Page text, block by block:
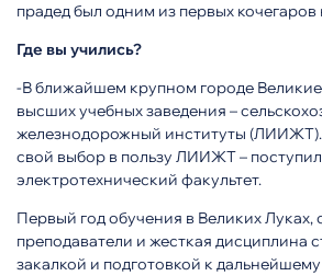
прадед был одним из первых кочегаров
Где вы учились?
-В ближайшем крупном городе
высших учебных заведения –
железнодорожный институты (ЛИИЖТ).
свой выбор в пользу ЛИИЖТ –
электротехнический факультет.
Первый год обучения в Великих Луках,
преподаватели и жесткая дисциплина
закалкой и подготовкой к